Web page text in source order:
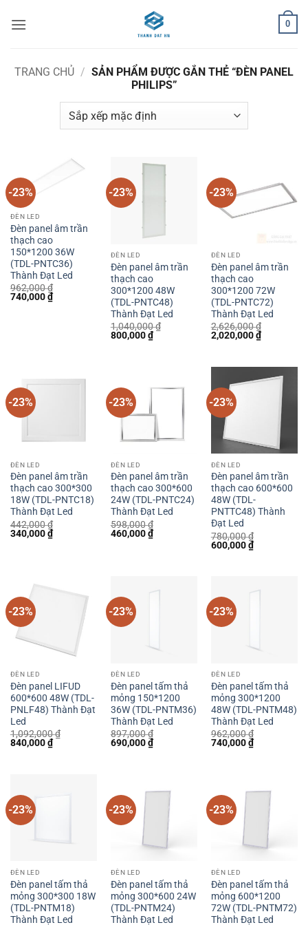
qua
0
TRANG CHỦ / SẢN PHẨM ĐƯỢC GẮN THẺ “ĐÈN PANEL
PHILIPS”
-23%
ĐÈN LED
Đèn panel âm trần
thạch cao
150*1200 36W
(TDL-PNTC36)
Thành Đạt Led
962,000₫
Giá
740,000₫Giá
hiện
-23%
ĐÈN LED
Đèn panel âm trần
thạch cao
300*1200 48W
(TDL-PNTC48)
Thành Đạt Led
1,040,000₫
Giá
800,000₫Giá
hiện
-23%
ĐÈN LED
Đèn panel âm trần
thạch cao
300*1200 72W
(TDL-PNTC72)
Thành Đạt Led
2,626,000₫
Giá
gốc
2,020,000₫Giá
hiện
2,020,000
-23%
ĐÈN LED
Đèn panel âm trần
thạch cao 300*300
18W (TDL-PNTC18)
Thành Đạt Led
442,000₫
Giá
340,000₫Giá
hiện
-23%
ĐÈN LED
Đèn panel âm trần
thạch cao 300*600
24W (TDL-PNTC24)
Thành Đạt Led
598,000₫
Giá
460,000₫Giá
hiện
-23%
ĐÈN LED
Đèn panel âm trần
thạch cao 600*600
48W (TDL-
PNTTC48) Thành
Đạt Led
780,000₫
Giá
600,000₫Giá
hiện
-23%
ĐÈN LED
Đèn panel LIFUD
600*600 48W (TDL-
PNLF48) Thành Đạt
Led
1,092,000₫
Giá
840,000₫Giá
hiện
-23%
ĐÈN LED
Đèn panel tấm thả
mỏng 150*1200
36W (TDL-PNTM36)
Thành Đạt Led
897,000₫
Giá
690,000₫Giá
hiện
-23%
ĐÈN LED
Đèn panel tấm thả
mỏng 300*1200
48W (TDL-PNTM48)
Thành Đạt Led
962,000₫
Giá
740,000₫Giá
hiện
-23%
ĐÈN LED
Đèn panel tấm thả
mỏng 300*300 18W
(TDL-PNTM18)
Thành Đạt Led
-23%
ĐÈN LED
Đèn panel tấm thả
mỏng 300*600 24W
(TDL-PNTM24)
Thành Đạt Led
-23%
ĐÈN LED
Đèn panel tấm thả
mỏng 600*1200
72W (TDL-PNTM72)
Thành Đạt Led